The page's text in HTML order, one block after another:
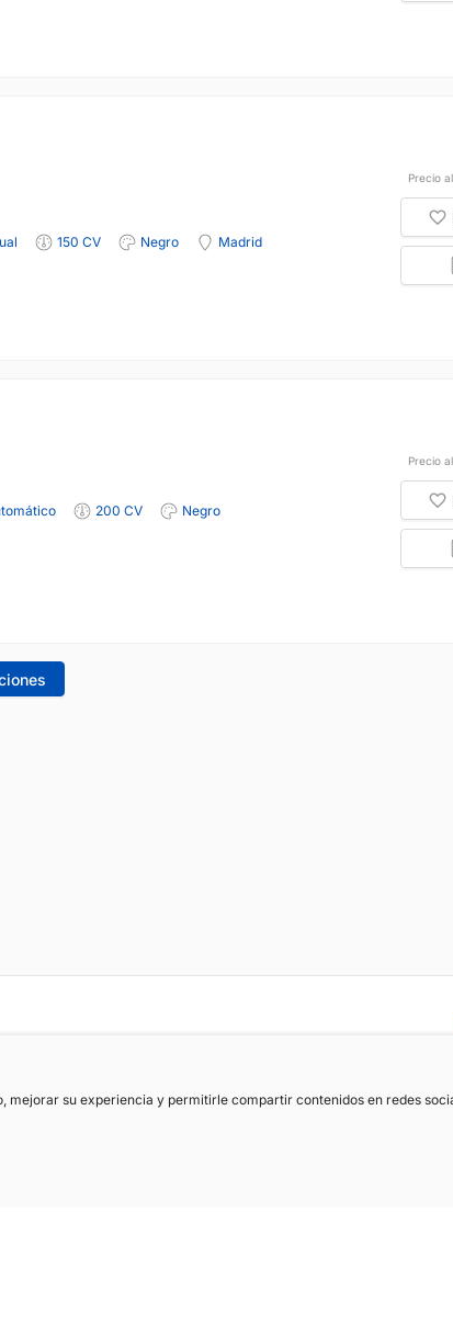
150 CV Negro
Madrid
Precio
200 CV
Negro
Precio
su experiencia y permitirle compartir contenidos en redes